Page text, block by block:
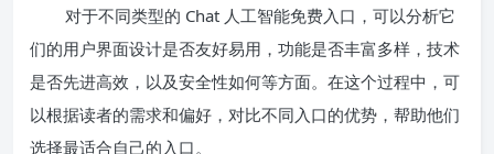
对于不同类型的 Chat 人工智能免费入口，可以分析它
们的用户界面设计是否友好易用，功能是否丰富多样，技术
是否先进高效，以及安全性如何等方面。在这个过程中，可
以根据读者的需求和偏好，对比不同入口的优势，帮助他们
选择最适合自己的入口。